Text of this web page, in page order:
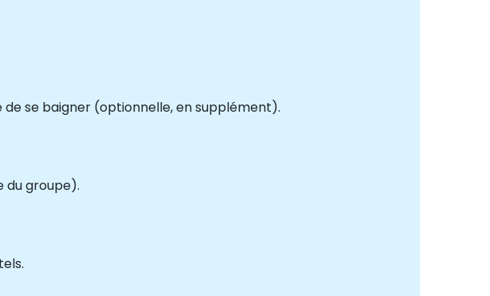
se baigner (optionnelle, en supplément).
du groupe).